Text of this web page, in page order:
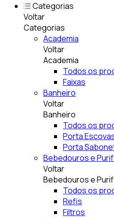
Categorias
Voltar
Categorias
Academia
Voltar
Academia
Todos os
Faixas
Banheiro
Voltar
Banheiro
Todos os
Porta
Porta
Bebedouros e
Voltar
Bebedouros e
Todos os
Refis
Filtros